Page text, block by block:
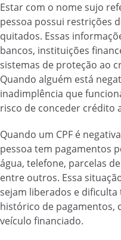
Estar com o nome sujo
pessoa possui restrições
quitados. Essas
bancos, instituições
sistemas de proteção ao
Quando alguém está
inadimplência que
risco de conceder crédito
Quando um CPF é
pessoa tem pagamentos
água, telefone, parcelas
entre outros. Essa
sejam liberados e
histórico de pagamentos,
veículo financiado.